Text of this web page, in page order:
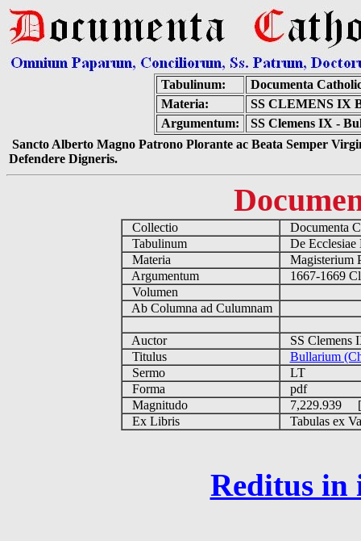
Tabulinum:
Documenta
Materia:
SS CLEMENS IX
Argumentum:
SS Clemens IX -
Sancto Alberto Magno Patrono Plorante ac Beata Semper
Defendere Digneris.
Collectio
Documenta
Tabulinum
De
Materia
Magisterium
Argumentum
1667-1669
Volumen
Ab Columna ad Culumnam
Auctor
SS Clemens
Titulus
Bullarium
Sermo
LT
Forma
pdf
Magnitudo
7,229.939
Ex Libris
Tabulas ex
Reditus in